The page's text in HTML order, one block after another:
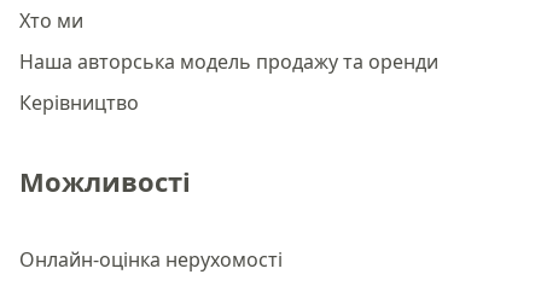
Хто ми
Наша авторська модель продажу та оренди
Керівництво
Можливості
Онлайн-оцінка нерухомості